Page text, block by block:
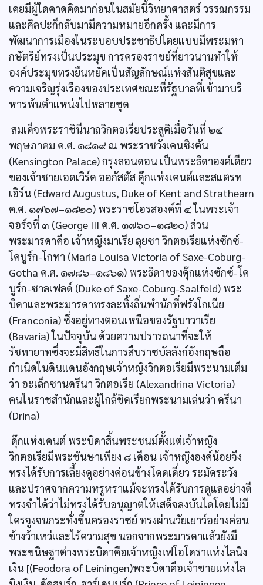
เคยมีผู้ใดคาดคิดมาก่อนในสมัยนี้วิทยาศาสตร์ วรรณกรรม
และศิลปะก็กลับมามีความหมายอีกครั้ง และมีการ
พัฒนาการเมืองในระบอบประชาธิปไตยแบบมีพระมหา
กษัตริย์ทรงเป็นประมุข การครองราชย์ที่ยาวนานทำให้
องค์ประมุขทรงยืนหยัดเป็นสัญลักษณ์แห่งสันติสุขและ
ความเจริญรุ่งเรืองของประเทศขณะที่รัฐบาลที่เข้ามาบริ
หารพ้นตำแหน่งไปหลายชุด
สมเด็จพระราชินีนาถวิกตอเรียประสูติเมื่อวันที่ ๒๔
พฤษภาคม ค.ศ. ๑๘๑๙ ณ พระราชวังเคนซิงตัน
(Kensington Palace) กรุงลอนดอน เป็นพระธิดาองค์เดียว
ของเจ้าชายเอดเวิร์ด ออกัสตัส ดุ๊กแห่งเคนต์และสแตรท
เอิร์น (Edward Augustus, Duke of Kent and Strathearn
ค.ศ. ๑๗๖๗–๑๘๒๐) พระราชโอรสองค์ที่ ๔ ในพระเจ้า
จอร์จที่ ๓ (George III ค.ศ. ๑๗๖๐–๑๘๒๐) ส่วน
พระมารดาคือ เจ้าหญิงมาเรีย ลุยซา วิกตอเรียแห่งซักซ์-
โคบูร์ก-โกทา (Maria Louisa Victoria of Saxe-Coburg-
Gotha ค.ศ. ๑๗๘๖–๑๘๖๑) พระธิดาของดุ๊กแห่งซักซ์-โค
บูร์ก-ซาลเฟลด์ (Duke of Saxe-Coburg-Saalfeld) พระ
บิดาและพระมารดาทรงละทิ้งถิ่นพำนักที่ฟรังโกเนีย
(Franconia) ซึ่งอยู่ทางตอนเหนือของรัฐบาวาเรีย
(Bavaria) ในปัจจุบัน ด้วยความปรารถนาที่จะให้
รัชทายาทซึ่งจะมีสิทธิในการสืบราชบัลลังก์อังกฤษถือ
กำเนิดในดินแดนอังกฤษเจ้าหญิงวิกตอเรียมีพระนามเต็ม
ว่า อะเล็กซานดรีนา วิกตอเรีย (Alexandrina Victoria)
คนในราชสำนักและผู้ใกล้ชิดเรียกพระนามเล่นว่า ดรีนา
(Drina)
ดุ๊กแห่งเคนต์ พระบิดาสิ้นพระชนม์ตั้งแต่เจ้าหญิง
วิกตอเรียมีพระชันษาเพียง ๘ เดือน เจ้าหญิงองค์น้อยจึง
ทรงได้รับการเลี้ยงดูอย่างค่อนข้างโดดเดี่ยว ระมัดระวัง
และปราศจากความหรูหราแม้จะทรงได้รับการดูแลอย่างดี
ทรงจำได้ว่าไม่ทรงได้รับอนุญาตให้เสด็จลงบันไดโดยไม่มี
ใครจูงจนกระทั่งขึ้นครองราชย์ ทรงผ่านวัยเยาว์อย่างค่อน
ข้างว้าเหว่และไร้ความสุข นอกจากพระมารดาแล้วยังมี
พระขนิษฐาต่างพระบิดาคือเจ้าหญิงเฟโอโดราแห่งไลนิง
เงิน [(Feodora of Leiningen)พระบิดาคือเจ้าชายแห่งไล